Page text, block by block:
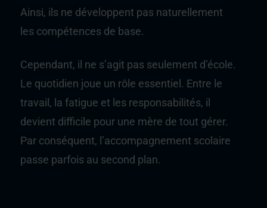
Ainsi, ils ne développent pas naturellement
les compétences de base.
Cependant, il ne s’agit pas seulement d’école.
Le quotidien joue un rôle essentiel. Entre le
travail, la fatigue et les responsabilités, il
devient difficile pour une mère de tout gérer.
Par conséquent, l’accompagnement scolaire
passe parfois au second plan.